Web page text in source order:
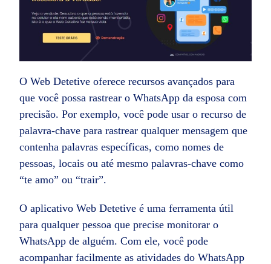
O Web Detetive oferece recursos avançados para
que você possa rastrear o WhatsApp da esposa com
precisão. Por exemplo, você pode usar o recurso de
palavra-chave para rastrear qualquer mensagem que
contenha palavras específicas, como nomes de
pessoas, locais ou até mesmo palavras-chave como
“te amo” ou “trair”.
O aplicativo Web Detetive é uma ferramenta útil
para qualquer pessoa que precise monitorar o
WhatsApp de alguém. Com ele, você pode
acompanhar facilmente as atividades do WhatsApp